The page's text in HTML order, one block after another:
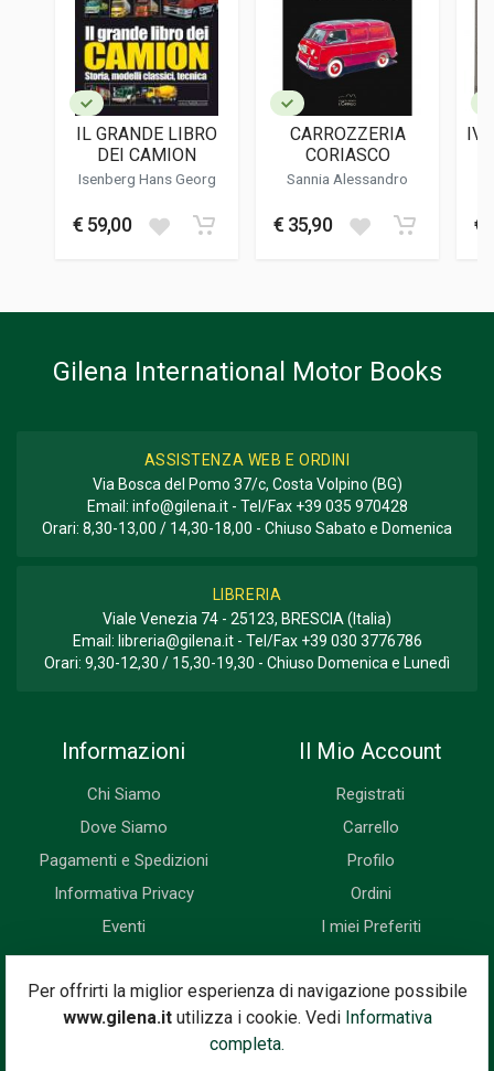
Gribaudo
LINGUA DEL TESTO
DATA DI STAMPA
FORMATO
Informazioni aggiuntive
Storico - Descrittivo
IL GRANDE LIBRO
DEI CAMION
Isenberg Hans Georg
€ 59,00
CARROZZERIA
CORIASCO
Sannia Alessandro
€ 35,90 €
Per offrirti la miglior esperienza di navigazione possibile
www.gilena.itutilizza i cookie. Vedi Informativa
completa.
Gilena International Motor Books
ASSISTENZA WEB E ORDINI
Via Bosca del Pomo 37/c, Costa Volpino (BG)
Email: info@gilena.it- Tel/Fax +39 035 970428
Orari: 8,30-13,00 / 14,30-18,00 - Chiuso Sabato e Domenica
LIBRERIA
Viale Venezia 74 - 25123, BRESCIA (Italia)
Email: libreria@gilena.it- Tel/Fax +39 030 3776786
Orari: 9,30-12,30 / 15,30-19,30 - Chiuso Domenica e Lunedì
Informazioni
Chi Siamo
Dove Siamo
Pagamenti e Spedizioni
Informativa Privacy
Eventi
Il Mio Account
Registrati
Carrello
Profilo
Ordini
I miei Preferiti
Newsletter
Iscriviti subito alla nostra newsletter. Riceverai prima di tutti le
novità, le offerte, i prossimi eventi...